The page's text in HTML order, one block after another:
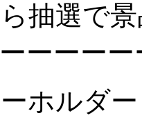
抽選で
ーーー
ホルダ